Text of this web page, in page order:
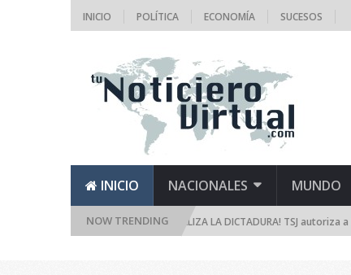
INICIO POLÍTICA ECONOMÍA SUCESOS
INICIO NACIONALES MUNDO
NOW TRENDING
¡RADICALIZA LA DICTADURA! TSJ autoriza a Maduro a